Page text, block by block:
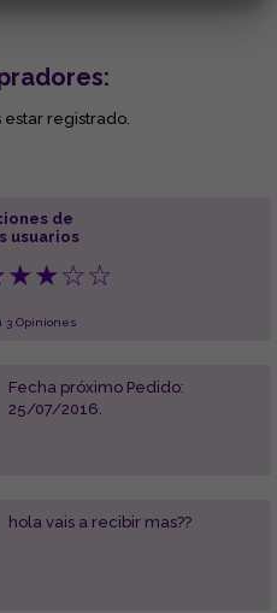
registrado.
de
usuarios
★★☆☆
3 Opiniones
Fecha próximo Pedido:
25/07/2016.
hola vais a recibir mas??